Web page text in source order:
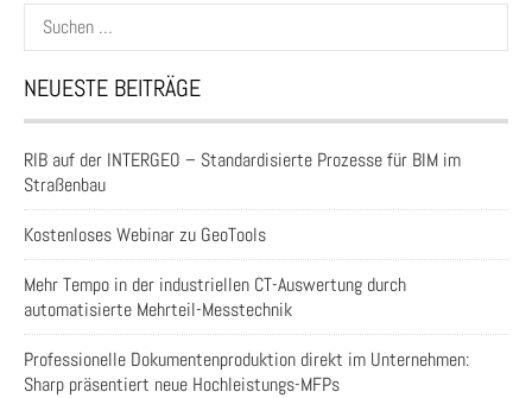
Suchen
nach:
NEUESTE BEITRÄGE
RIB auf der INTERGEO – Standardisierte Prozesse für BIM im
Straßenbau
Kostenloses Webinar zu GeoTools
Mehr Tempo in der industriellen CT-Auswertung durch
automatisierte Mehrteil-Messtechnik
Professionelle Dokumentenproduktion direkt im Unternehmen:
Sharp präsentiert neue Hochleistungs-MFPs